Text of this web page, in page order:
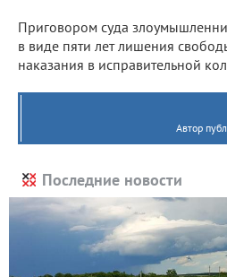
Приговором суда
в виде пяти лет лишения
наказания в исправительной
Автор
Последние новости